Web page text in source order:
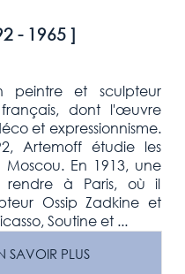
- 1965]
peintre et sculpteur
français, dont l'œuvre
et expressionnisme.
Artemoff étudie les
En 1913, une
à Paris, où il
Ossip Zadkine et
Soutine et ...
EN SAVOIR PLUS